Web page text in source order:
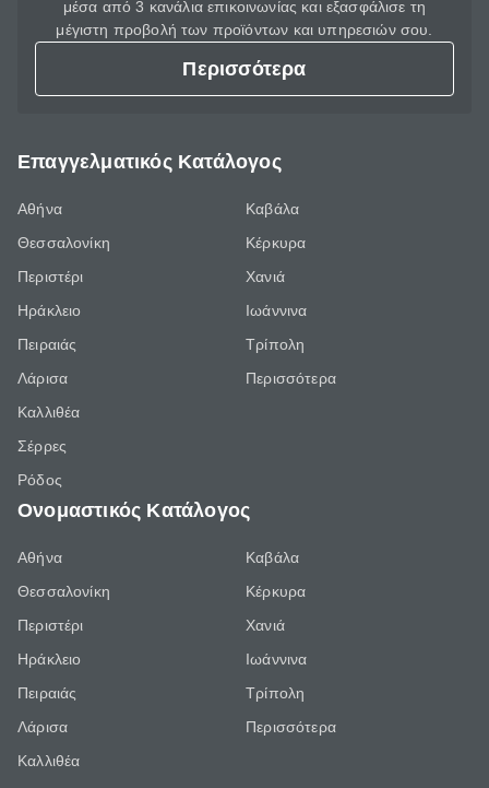
μέσα από 3 κανάλια επικοινωνίας και εξασφάλισε τη
μέγιστη προβολή των προϊόντων και υπηρεσιών σου.
Περισσότερα
Επαγγελματικός Κατάλογος
Αθήνα
Θεσσαλονίκη
Περιστέρι
Ηράκλειο
Πειραιάς
Λάρισα
Καλλιθέα
Σέρρες
Ρόδος
Καβάλα
Κέρκυρα
Χανιά
Ιωάννινα
Τρίπολη
Περισσότερα
Ονομαστικός Κατάλογος
Αθήνα
Θεσσαλονίκη
Περιστέρι
Ηράκλειο
Πειραιάς
Λάρισα
Καλλιθέα
Καβάλα
Κέρκυρα
Χανιά
Ιωάννινα
Τρίπολη
Περισσότερα